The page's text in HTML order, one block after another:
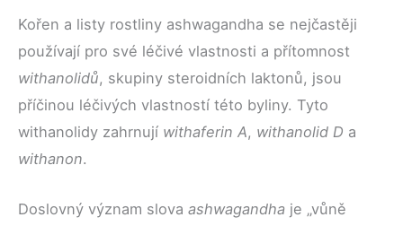
Kořen a listy rostliny ashwagandha se nejčastěji
používají pro své léčivé vlastnosti a přítomnost
withanolidů, skupiny steroidních laktonů, jsou
příčinou léčivých vlastností této byliny. Tyto
withanolidy zahrnují withaferin A, withanolid D a
withanon.
Doslovný význam slova ashwagandha je „vůně